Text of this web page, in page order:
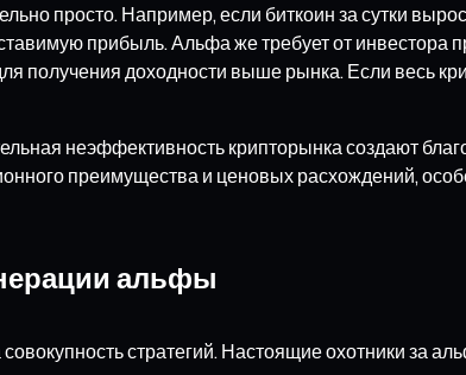
просто. Например, если биткоин за сутки
прибыль. Альфа же требует от
получения доходности выше рынка. Если весь
неэффективность крипторынка создают
преимущества и ценовых расхождений,
альфы
стратегий. Настоящие охотники за